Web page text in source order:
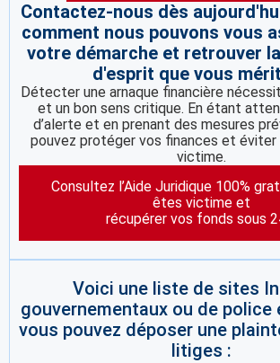
Contactez-nous dès
comment nous pouvons vous
votre démarche et retrouver
d'esprit que vous
Détecter une arnaque financière
et un bon sens critique. En étant
d’alerte et en prenant des mesures
pouvez protéger vos finances et éviter
victime.
Consultez l’Aide Juridique 100%
êtes victime et
récupérer vos fonds sous
Voici une liste de sites
gouvernementaux ou de police
vous pouvez déposer une
litiges :